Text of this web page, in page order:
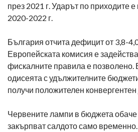
през 2021 г. Ударът по приходите
2020-2022 г.
България отчита дефицит от 3,8-
Европейската комисия е
фискалните правила е позволено.
одисеята с удължителните
получи положителен конвергентен
Червените лампи в бюджета обаче
закърпват салдото само